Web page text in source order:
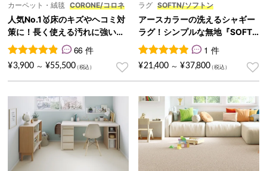
カーペット・絨毯 CORONE/コロネ
人気No.1🥇床のキズやヘコミ対
策に！長く使える汚れに強い激
安カーペット『CORONE/コロ
ネ』
66
件の利用者評価に基づく5段階評価のうち、4.92点
66 件
¥3,900 ～ ¥55,500
ラグ SOFTN/ソフトン
アースカラーの洗えるシャギー
ラグ！シンプルな無地『SOFT
N/ソフトン』
1
件の利用者評価に基づく5段
1 件
¥21,400 ～ ¥37,800